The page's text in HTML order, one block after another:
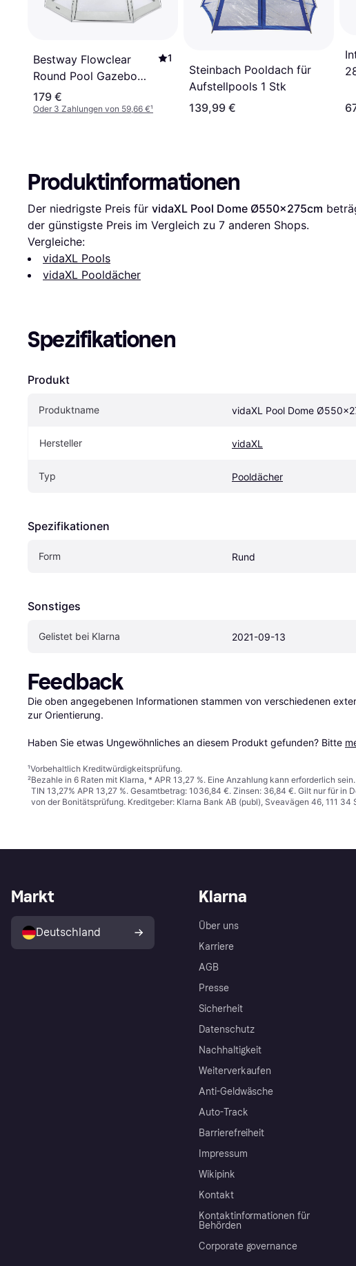
Bestway Flowclear
Round Pool Gazebo
6x2.95m
1
179 €
Oder 3 Zahlungen von 59,66 €¹
Steinbach Pooldach für
Aufstellpools 1 Stk
139,99 €
Produktinformationen
Der niedrigste Preis für vidaXL Pool Dome Ø550x275cm
der günstigste Preis im Vergleich zu 7 anderen Shops.
Vergleiche:
vidaXL Pools
vidaXL Pooldächer
Spezifikationen
Produkt
Produktname vidaXL Pool Dome
Hersteller vidaXL
Typ Pooldächer
Spezifikationen
Form Rund
Sonstiges
Gelistet bei Klarna 2021-09-13
Feedback
Die oben angegebenen Informationen stammen von verschiedenen
zur Orientierung.
Haben Sie etwas Ungewöhnliches an diesem Produkt gefunden? Bitte
¹Vorbehaltlich Kreditwürdigkeitsprüfung.
²Bezahle in 6 Raten mit Klarna, * APR 13,27 %. Eine Anzahlung kann erforderlich
TIN 13,27% APR 13,27 %. Gesamtbetrag: 1036,84 €. Zinsen: 36,84 €. Gilt nur für
von der Bonitätsprüfung. Kreditgeber: Klarna Bank AB (publ), Sveavägen 46, 111
Klarna
Über uns
Karriere
AGB
Presse
Sicherheit
Datenschutz
Nachhaltigkeit
Weiterverkaufen
Anti-Geldwäsche
Auto-Track
Barrierefreiheit
Impressum
Wikipink
Kontakt
Kontaktinformationen für
Behörden
Corporate governance
Markt
Deutschland